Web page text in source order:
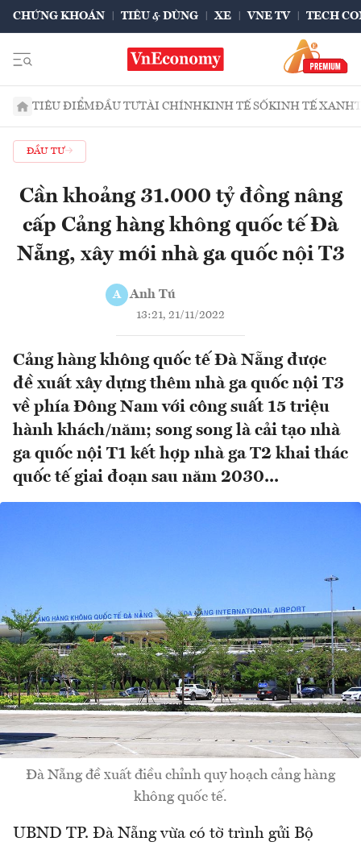
CHỨNG KHOÁN TIÊU & DÙNG XE VNE TV TECH
TIÊU ĐIỂMĐẦU TƯTÀI CHÍNHKINH TẾ SỐKINH TẾ XANH
ĐẦU TƯ
Cần khoảng 31.000 tỷ đồng nâng
cấp Cảng hàng không quốc tế Đà
Nẵng, xây mới nhà ga quốc nội T3
A Anh Tú
13:21, 21/11/2022
Cảng hàng không quốc tế Đà Nẵng được
đề xuất xây dựng thêm nhà ga quốc nội T3
về phía Đông Nam với công suất 15 triệu
hành khách/năm; song song là cải tạo nhà
ga quốc nội T1 kết hợp nhà ga T2 khai thác
quốc tế giai đoạn sau năm 2030...
Đà Nẵng đề xuất điều chỉnh quy hoạch cảng hàng
không quốc tế.
UBND TP. Đà Nẵng vừa có tờ trình gửi Bộ